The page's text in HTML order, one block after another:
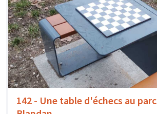
142 - Une table d'échecs au parc